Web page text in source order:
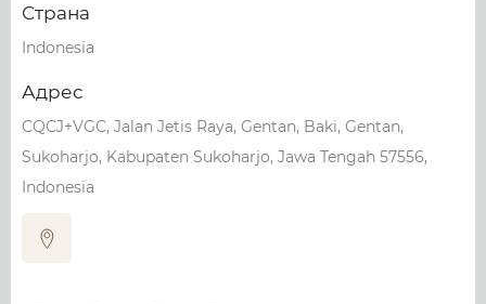
Страна
Indonesia
Адрес
CQCJ+VGC, Jalan Jetis Raya, Gentan, Baki, Gentan,
Sukoharjo, Kabupaten Sukoharjo, Jawa Tengah 57556,
Indonesia